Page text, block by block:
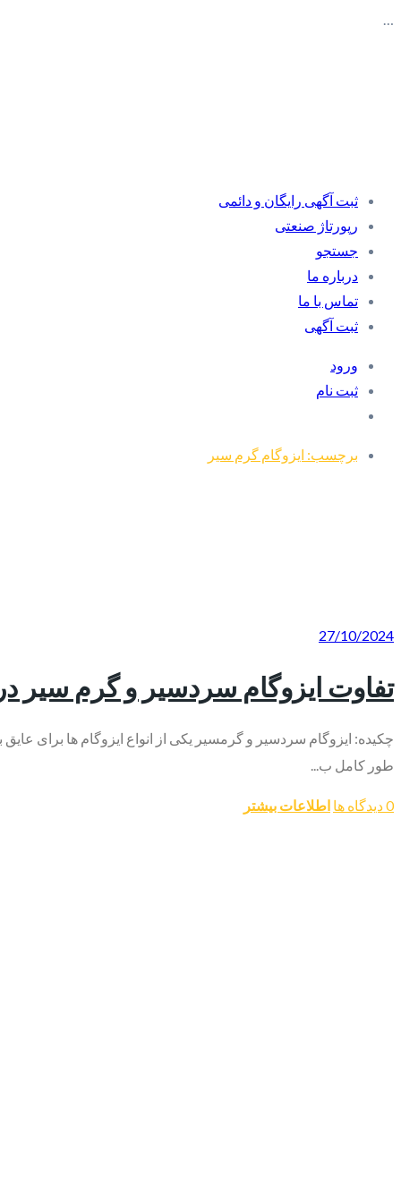
…
ثبت آگهی رایگان و دائمی
رپورتاژ صنعتی
جستجو
درباره ما
تماس با ما
ثبت آگهی
ورود
ثبت نام
برچسب: ایزوگام گرم سیر
27/10/2024
تفاوت ایزوگام سردسیر و گرم سیر
چکیده: ایزوگام سردسیر و گرمسیر یکی از انواع ایزوگام ها برای
طور کامل ب...
0 دیدگاه ها اطلاعات بیشتر